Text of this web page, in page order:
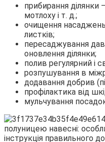
прибирання ділянки
мотлоху і т. д.;
очищення насаджень
листків;
пересаджування
оновлення ділянки;
полив регулярний і
розпушування в
додавання добрив
профілактика від
мульчування